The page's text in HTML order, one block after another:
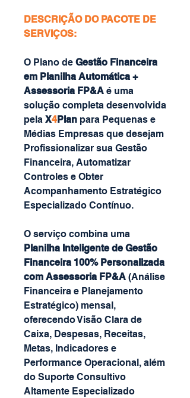
DESCRIÇÃO DO PACOTE DE
SERVIÇOS:
O Plano de Gestão Financeira
em Planilha Automática +
Assessoria FP&A é uma
solução completa desenvolvida
pela X4Plan para Pequenas e
Médias Empresas que desejam
Profissionalizar sua Gestão
Financeira, Automatizar
Controles e Obter
Acompanhamento Estratégico
Especializado Contínuo.
O serviço combina uma
Planilha Inteligente de Gestão
Financeira 100% Personalizada
com Assessoria FP&A (Análise
Financeira e Planejamento
Estratégico) mensal,
oferecendo Visão Clara de
Caixa, Despesas, Receitas,
Metas, Indicadores e
Performance Operacional, além
do Suporte Consultivo
Altamente Especializado